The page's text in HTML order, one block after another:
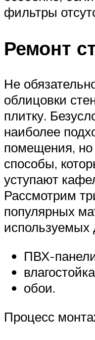
фильтры
Ремонт
Не
облицовки
плитку.
наиболее
помещения, но
способы,
уступают
Рассмотрим
популярных
используемых
ПВХ-
обои.
Процесс